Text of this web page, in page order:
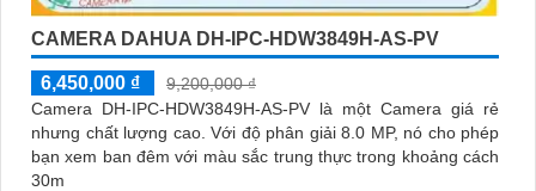
CAMERA DAHUA DH-IPC-HDW3849H-AS-PV
6,450,000 ₫
9,200,000 ₫
Camera DH-IPC-HDW3849H-AS-PV là một Camera giá rẻ
nhưng chất lượng cao. Với độ phân giải 8.0 MP, nó cho phép
bạn xem ban đêm với màu sắc trung thực trong khoảng cách
30m